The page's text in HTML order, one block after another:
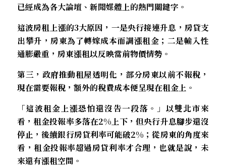
已經成為各大論壇、新聞媒體上的熱門關鍵字。
這波房租上漲的3大原因，一是央行接連升息，房貸支
出攀升，房東為了轉嫁成本而調漲租金；二是輸入性
通膨嚴重，房東漲租以反映當前物價情勢。
第三，政府推動租屋透明化，部分房東以前不報稅，
現在需要報稅，額外的稅費成本便呈現在租金上。
「這波租金上漲恐怕還沒告一段落。」以雙北市來
看，租金投報率多落在2%上下，但央行升息腳步還沒
停止，後續銀行房貸利率可能破2%；從房東的角度來
看，租金投報率超過房貸利率才合理，也就是說，未
來還有漲租空間。